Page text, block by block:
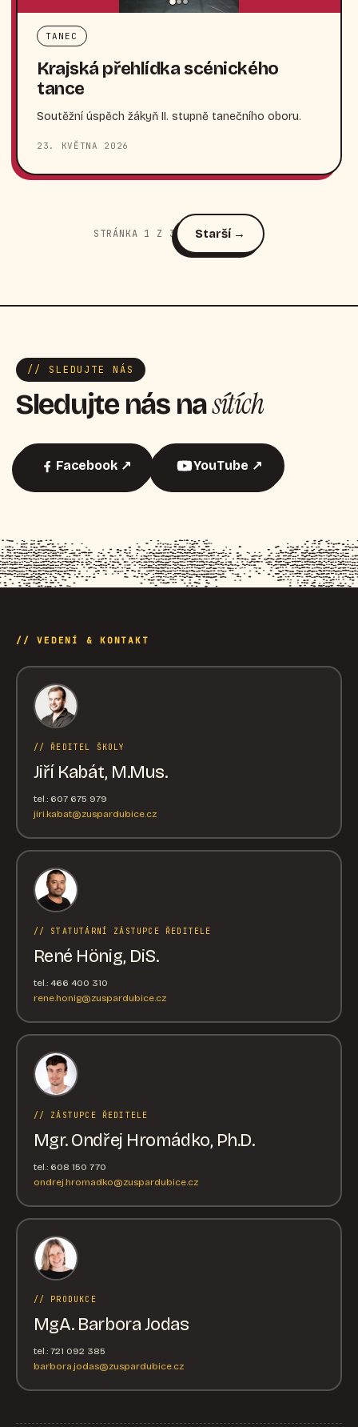
TANEC
Krajská přehlídka scénického
tance
Soutěžní úspěch žákyň II. stupně tanečního oboru.
23. KVĚTNA 2026
STRÁNKA 1 Z 3 Starší →
// SLEDUJTE NÁS
Sledujte nás nasítích
Facebook ↗ YouTube ↗
// VEDENÍ & KONTAKT
// ŘEDITEL ŠKOLY
Jiří Kabát, M.Mus.
tel.: 607 675 979
jiri.kabat@zuspardubice.cz
// STATUTÁRNÍ ZÁSTUPCE ŘEDITELE
René Hönig, DiS.
tel.: 466 400 310
rene.honig@zuspardubice.cz
// ZÁSTUPCE ŘEDITELE
Mgr. Ondřej Hromádko, Ph.D.
tel.: 608 150 770
ondrej.hromadko@zuspardubice.cz
// PRODUKCE
MgA. Barbora Jodas
tel.: 721 092 385
barbora.jodas@zuspardubice.cz